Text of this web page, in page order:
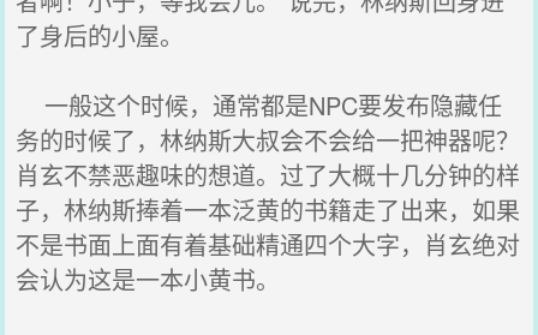
了身后的小屋。
一般这个时候，通常都是NPC要发布隐藏任
务的时候了，林纳斯大叔会不会给一把神器呢？
肖玄不禁恶趣味的想道。过了大概十几分钟的样
子，林纳斯捧着一本泛黄的书籍走了出来，如果
不是书面上面有着基础精通四个大字，肖玄绝对
会认为这是一本小黄书。